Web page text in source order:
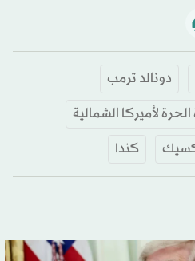
دونالد ترمب
الحرة لأميركا الشمالية
كندا